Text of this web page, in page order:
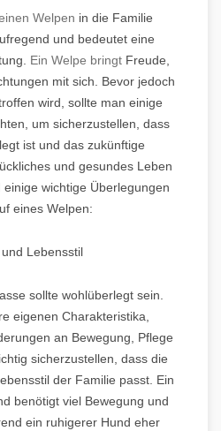
Welpen in die Familie
und bedeutet eine
Ein Welpe bringt Freude,
mit sich. Bevor jedoch
wird, sollte man einige
um sicherzustellen, dass
ist und das zukünftige
und gesundes Leben
wichtige Überlegungen
eines Welpen:
Lebensstil
sollte wohlüberlegt sein.
eigenen Charakteristika,
an Bewegung, Pflege
sicherzustellen, dass die
der Familie passt. Ein
benötigt viel Bewegung und
ein ruhigerer Hund eher